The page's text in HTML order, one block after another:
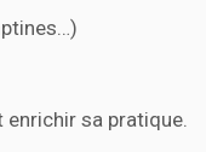
sa pratique.